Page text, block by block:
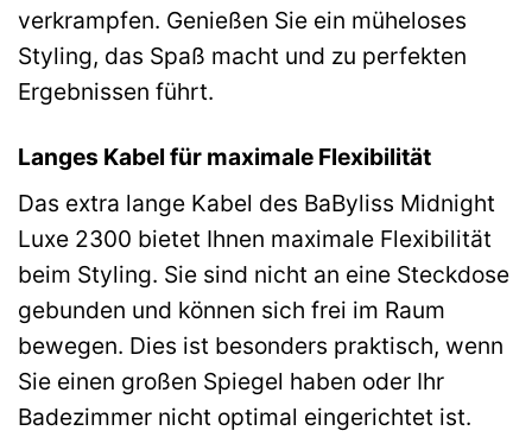
verkrampfen. Genießen Sie ein müheloses
Styling, das Spaß macht und zu perfekten
Ergebnissen führt.
Langes Kabel für maximale Flexibilität
Das extra lange Kabel des BaByliss Midnight
Luxe 2300 bietet Ihnen maximale Flexibilität
beim Styling. Sie sind nicht an eine Steckdose
gebunden und können sich frei im Raum
bewegen. Dies ist besonders praktisch, wenn
Sie einen großen Spiegel haben oder Ihr
Badezimmer nicht optimal eingerichtet ist.